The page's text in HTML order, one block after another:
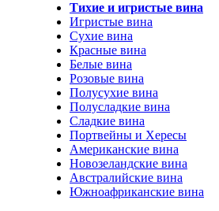
Тихие и игристые вина
Игристые вина
Сухие вина
Красные вина
Белые вина
Розовые вина
Полусухие вина
Полусладкие вина
Сладкие вина
Портвейны и Хересы
Американские вина
Новозеландские вина
Австралийские вина
Южноафриканские вина